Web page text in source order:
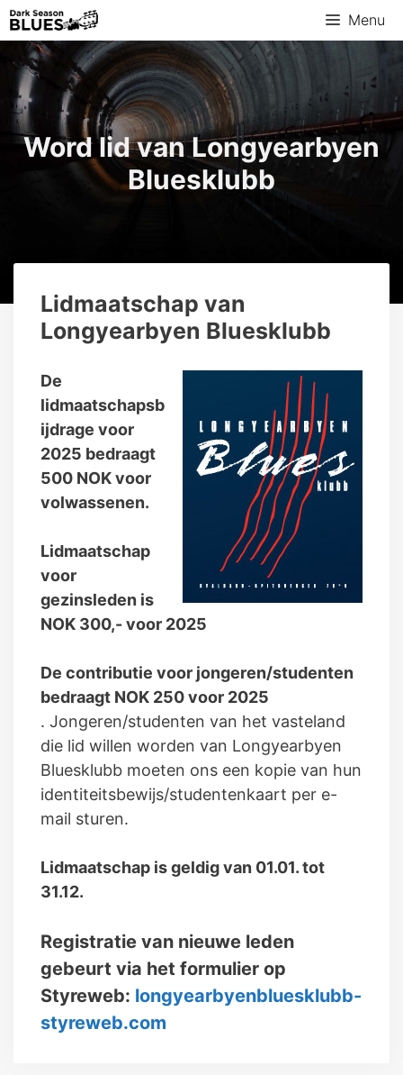
Ga
naar
de
inhoud
Menu
Word lid van Longyearbyen
Bluesklubb
Lidmaatschap van
Longyearbyen Bluesklubb
De
lidmaatschapsb
ijdrage voor
2025 bedraagt
500 NOK voor
volwassenen.
Lidmaatschap
voor
gezinsleden is
NOK 300,- voor 2025
De contributie voor jongeren/studenten
bedraagt NOK 250 voor 2025
. Jongeren/studenten van het vasteland
die lid willen worden van Longyearbyen
Bluesklubb moeten ons een kopie van hun
identiteitsbewijs/studentenkaart per e-
mail sturen.
Lidmaatschap is geldig van 01.01. tot
31.12.
Registratie van nieuwe leden
gebeurt via het formulier op
Styreweb: longyearbyenbluesklubb-
styreweb.com